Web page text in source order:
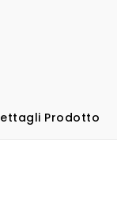
Prodotto